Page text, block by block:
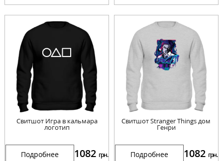
Свитшот Игра в кальмара
логотип
Подробнее 1082 грн.
Свитшот Stranger Things дом
Генри
Подробнее 1082 грн.